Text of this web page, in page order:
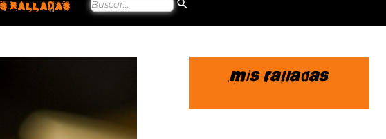
RALLADAS
Mis ralladas